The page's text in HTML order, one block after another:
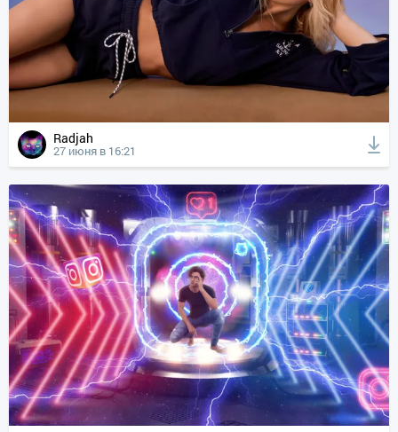
Radjah
27 июня в 16:21